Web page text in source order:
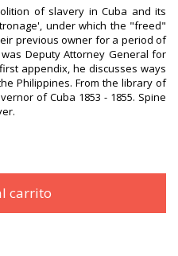
of slavery in Cuba and its
under which the "freed"
previous owner for a period of
was Deputy Attorney General for
appendix, he discusses ways
Philippines. From the library of
of Cuba 1853 - 1855. Spine
carrito